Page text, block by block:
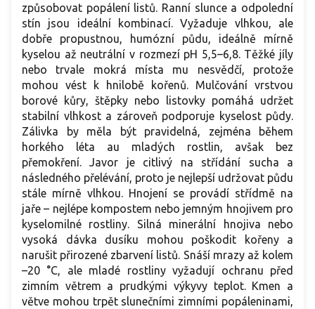
způsobovat popálení listů. Ranní slunce a odpolední
stín jsou ideální kombinací. Vyžaduje vlhkou, ale
dobře propustnou, humózní půdu, ideálně mírně
kyselou až neutrální v rozmezí pH 5,5–6,8. Těžké jíly
nebo trvale mokrá místa mu nesvědčí, protože
mohou vést k hnilobě kořenů. Mulčování vrstvou
borové kůry, štěpky nebo listovky pomáhá udržet
stabilní vlhkost a zároveň podporuje kyselost půdy.
Zálivka by měla být pravidelná, zejména během
horkého léta au mladých rostlin, avšak bez
přemokření. Javor je citlivý na střídání sucha a
následného přelévání, proto je nejlepší udržovat půdu
stále mírně vlhkou. Hnojení se provádí střídmě na
jaře – nejlépe kompostem nebo jemným hnojivem pro
kyselomilné rostliny. Silná minerální hnojiva nebo
vysoká dávka dusíku mohou poškodit kořeny a
narušit přirozené zbarvení listů. Snáší mrazy až kolem
–20 °C, ale mladé rostliny vyžadují ochranu před
zimním větrem a prudkými výkyvy teplot. Kmen a
větve mohou trpět slunečními zimními popáleninami,